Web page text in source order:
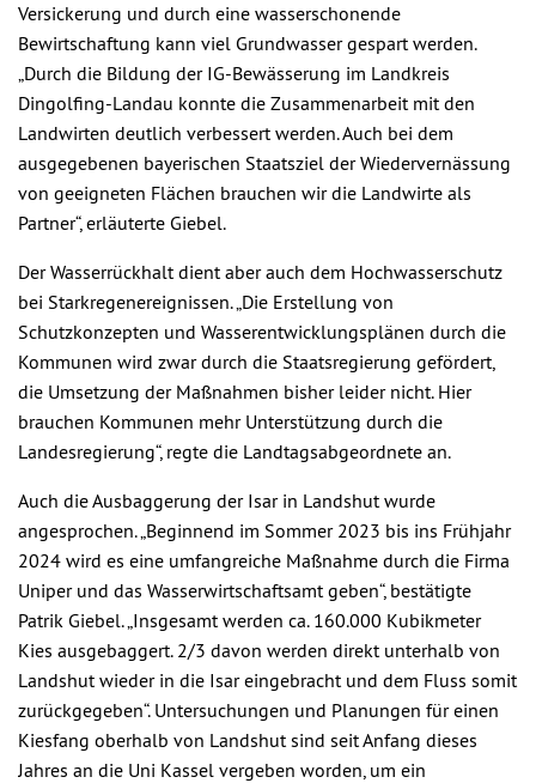
Versickerung und durch eine wasserschonende
Bewirtschaftung kann viel Grundwasser gespart werden.
„Durch die Bildung der IG-Bewässerung im Landkreis
Dingolfing-Landau konnte die Zusammenarbeit mit den
Landwirten deutlich verbessert werden. Auch bei dem
ausgegebenen bayerischen Staatsziel der Wiedervernässung
von geeigneten Flächen brauchen wir die Landwirte als
Partner“, erläuterte Giebel.
Der Wasserrückhalt dient aber auch dem Hochwasserschutz
bei Starkregenereignissen. „Die Erstellung von
Schutzkonzepten und Wasserentwicklungsplänen durch die
Kommunen wird zwar durch die Staatsregierung gefördert,
die Umsetzung der Maßnahmen bisher leider nicht. Hier
brauchen Kommunen mehr Unterstützung durch die
Landesregierung“, regte die Landtagsabgeordnete an.
Auch die Ausbaggerung der Isar in Landshut wurde
angesprochen. „Beginnend im Sommer 2023 bis ins Frühjahr
2024 wird es eine umfangreiche Maßnahme durch die Firma
Uniper und das Wasserwirtschaftsamt geben“, bestätigte
Patrik Giebel. „Insgesamt werden ca. 160.000 Kubikmeter
Kies ausgebaggert. 2/3 davon werden direkt unterhalb von
Landshut wieder in die Isar eingebracht und dem Fluss somit
zurückgegeben“. Untersuchungen und Planungen für einen
Kiesfang oberhalb von Landshut sind seit Anfang dieses
Jahres an die Uni Kassel vergeben worden, um ein